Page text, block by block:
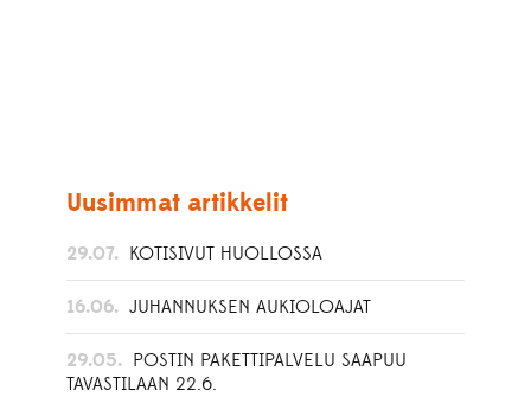
Uusimmat artikkelit
29.07. KOTISIVUT HUOLLOSSA
16.06. JUHANNUKSEN AUKIOLOAJAT
29.05. POSTIN PAKETTIPALVELU SAAPUU
TAVASTILAAN 22.6.